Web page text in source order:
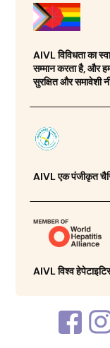
AIVL विविधता का
सम्मान करता है, और
सुरक्षित और समावेशी
AIVL एक पंजीकृत
AIVL विश्व